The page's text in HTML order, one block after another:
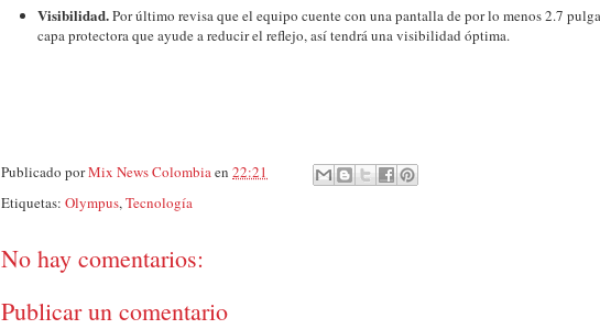
Visibilidad.Por último revisa que el equipo cuente con una pantalla de por lo menos 2.7
capa protectora que ayude a reducir el reflejo,así tendrá una visibilidad óptima.
Publicado porMix News Colombiaen 22:21
Etiquetas: Olympus,Tecnología
No hay comentarios:
Publicar un comentario